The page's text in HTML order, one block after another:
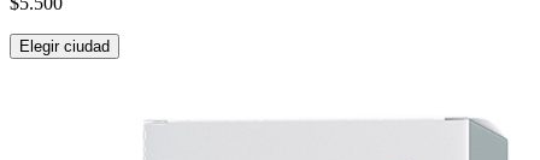
Elegir ciudad